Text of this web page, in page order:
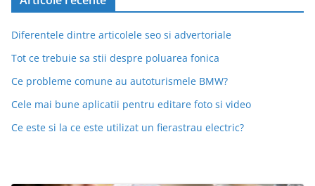
Diferentele dintre articolele seo si advertoriale
Tot ce trebuie sa stii despre poluarea fonica
Ce probleme comune au autoturismele BMW?
Cele mai bune aplicatii pentru editare foto si video
Ce este si la ce este utilizat un fierastrau electric?